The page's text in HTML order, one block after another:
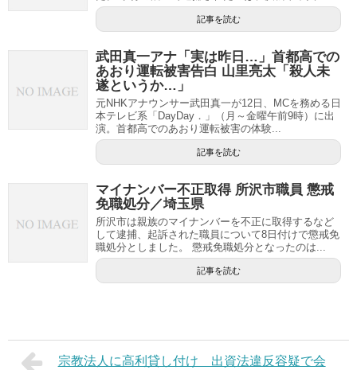
記事を読む
武田真一アナ「実は昨日…」首都高での
あおり運転被害告白 山里亮太「殺人未
遂というか…」
元NHKアナウンサー武田真一が12日、MCを務める日
本テレビ系「DayDay．」（月～金曜午前9時）に出
演。首都高でのあおり運転被害の体験...
記事を読む
マイナンバー不正取得 所沢市職員 懲戒
免職処分／埼玉県
所沢市は親族のマイナンバーを不正に取得するなど
して逮捕、起訴された職員について8日付けで懲戒免
職処分としました。 懲戒免職処分となったのは...
記事を読む
宗教法人に高利貸し付け 出資法違反容疑で会